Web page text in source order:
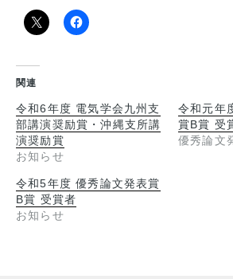
関連
令和6年度 電気学会九州支
部講演奨励賞・沖縄支所講
演奨励賞
お知らせ
令和元年
賞B賞 受
優秀論文
令和5年度 優秀論文発表賞
B賞 受賞者
お知らせ